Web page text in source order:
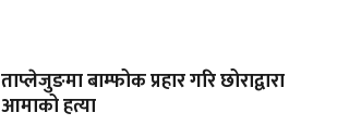
ताप्लेजुङमा बाम्फोक प्रहार गरि छोराद्वारा
आमाको हत्या